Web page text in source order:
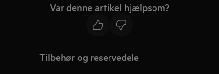
Var denne artikel hjælpsom?
Tilbehør og reservedele